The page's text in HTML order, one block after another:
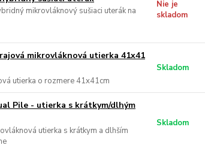
mikrovláknový sušiaci uterák na
Nie je
skladom
mikrovláknová utierka 41x41
utierka o rozmere 41x41cm
Skladom
Pile - utierka s krátkym/dlhým
utierka s krátkym a dlhším
Skladom